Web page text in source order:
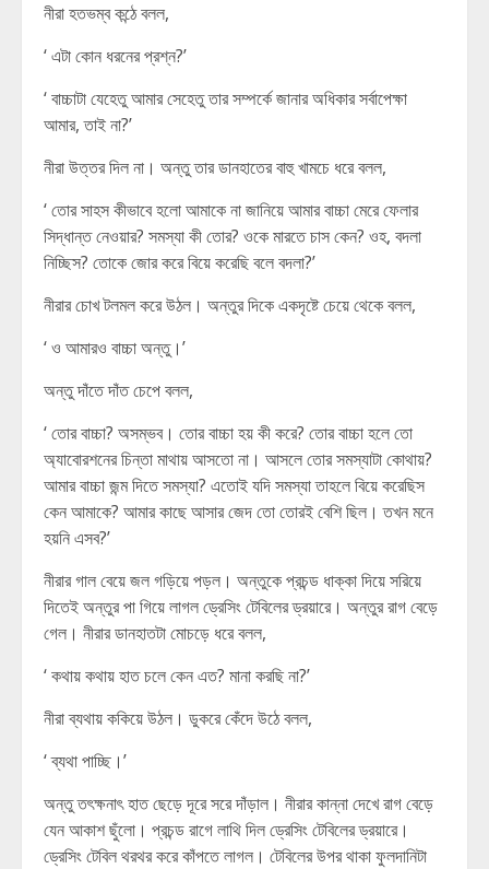
নীরা হতভম্ব কন্ঠে বলল,
‘ এটা কোন ধরনের প্রশ্ন?’
‘ বাচ্চাটা যেহেতু আমার সেহেতু তার সম্পর্কে জানার অধিকার সর্বাপেক্ষা
আমার, তাই না?’
নীরা উত্তর দিল না। অন্তু তার ডানহাতের বাহু খামচে ধরে বলল,
‘ তোর সাহস কীভাবে হলো আমাকে না জানিয়ে আমার বাচ্চা মেরে ফেলার
সিদ্ধান্ত নেওয়ার? সমস্যা কী তোর? ওকে মারতে চাস কেন? ওহ, বদলা
নিচ্ছিস? তোকে জোর করে বিয়ে করেছি বলে বদলা?’
নীরার চোখ টলমল করে উঠল। অন্তুর দিকে একদৃষ্টে চেয়ে থেকে বলল,
‘ ও আমারও বাচ্চা অন্তু।’
অন্তু দাঁতে দাঁত চেপে বলল,
‘ তোর বাচ্চা? অসম্ভব। তোর বাচ্চা হয় কী করে? তোর বাচ্চা হলে তো
অ্যাবোরশনের চিন্তা মাথায় আসতো না। আসলে তোর সমস্যাটা কোথায়?
আমার বাচ্চা জন্ম দিতে সমস্যা? এতোই যদি সমস্যা তাহলে বিয়ে করেছিস
কেন আমাকে? আমার কাছে আসার জেদ তো তোরই বেশি ছিল। তখন মনে
হয়নি এসব?’
নীরার গাল বেয়ে জল গড়িয়ে পড়ল। অন্তুকে প্রচন্ড ধাক্কা দিয়ে সরিয়ে
দিতেই অন্তুর পা গিয়ে লাগল ড্রেসিং টেবিলের ড্রয়ারে। অন্তুর রাগ বেড়ে
গেল। নীরার ডানহাতটা মোচড়ে ধরে বলল,
‘ কথায় কথায় হাত চলে কেন এত? মানা করছি না?’
নীরা ব্যথায় ককিয়ে উঠল। ডুকরে কেঁদে উঠে বলল,
‘ ব্যথা পাচ্ছি।’
অন্তু তৎক্ষনাৎ হাত ছেড়ে দূরে সরে দাঁড়াল। নীরার কান্না দেখে রাগ বেড়ে
যেন আকাশ ছুঁলো। প্রচন্ড রাগে লাথি দিল ড্রেসিং টেবিলের ড্রয়ারে।
ড্রেসিং টেবিল থরথর করে কাঁপতে লাগল। টেবিলের উপর থাকা ফুলদানিটা